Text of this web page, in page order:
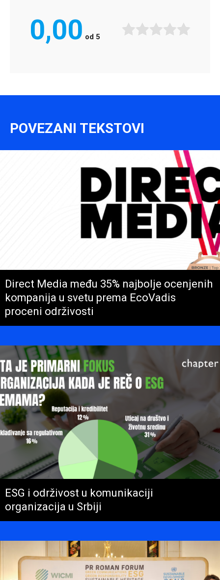
0,00 od 5
POVEZANI TEKSTOVI
Direct Media među 35% najbolje ocenjenih
kompanija u svetu prema EcoVadis
proceni održivosti
ESG i održivost u komunikaciji
organizacija u Srbiji